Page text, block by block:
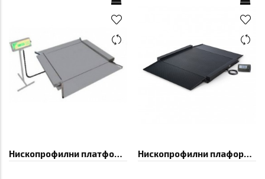
Нископрофилни платформени везни БИМКО Нископрофилни плаформени везни